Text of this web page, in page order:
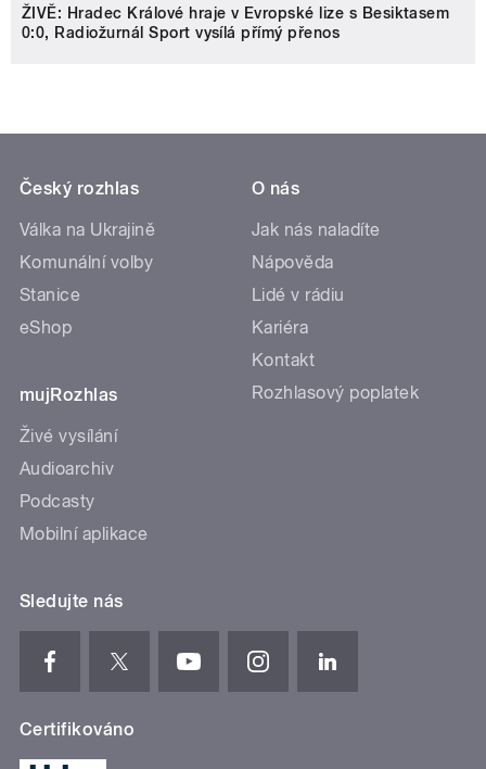
ŽIVĚ: Hradec Králové hraje v Evropské lize s Besiktasem
0:0, Radiožurnál Sport vysílá přímý přenos
Český rozhlas
Válka na Ukrajině
Komunální volby
Stanice
eShop
mujRozhlas
Živé vysílání
Audioarchiv
Podcasty
Mobilní aplikace
O nás
Jak nás naladíte
Nápověda
Lidé v rádiu
Kariéra
Kontakt
Rozhlasový poplatek
Sledujte nás
Certifikováno